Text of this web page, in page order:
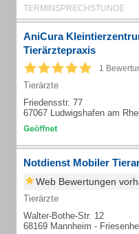
TERMINSPRECHSTUNDE
AniCura
Tierärztepraxis
1
Tierärzte
Friedensstr. 77
67067 Ludwigshafen am
Notdienst Mobiler
Web Bewertungen
Tierärzte
Walter-Bothe-Str. 12
68169 Mannheim -